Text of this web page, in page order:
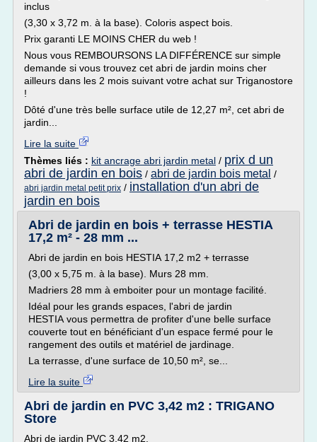
inclus
(3,30 x 3,72 m. à la base). Coloris aspect bois.
Prix garanti LE MOINS CHER du web !
Nous vous REMBOURSONS LA DIFFÉRENCE sur simple
demande si vous trouvez cet abri de jardin moins cher
ailleurs dans les 2 mois suivant votre achat sur Triganostore
!
Dôté d'une très belle surface utile de 12,27 m², cet abri de
jardin...
Lire la suite
Thèmes liés : kit ancrage abri jardin metal / prix d un
abri de jardin en bois / abri de jardin bois metal /
abri jardin metal petit prix / installation d'un abri de
jardin en bois
Abri de jardin en bois + terrasse HESTIA
17,2 m² - 28 mm ...
Abri de jardin en bois HESTIA 17,2 m2 + terrasse
(3,00 x 5,75 m. à la base). Murs 28 mm.
Madriers 28 mm à emboiter pour un montage facilité.
Idéal pour les grands espaces, l'abri de jardin
HESTIA vous permettra de profiter d'une belle surface
couverte tout en bénéficiant d'un espace fermé pour le
rangement des outils et matériel de jardinage.
La terrasse, d'une surface de 10,50 m², se...
Lire la suite
Abri de jardin en PVC 3,42 m2 : TRIGANO
Store
Abri de jardin PVC 3,42 m2.